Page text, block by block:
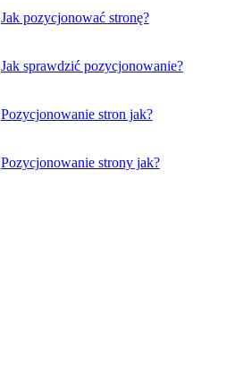
Jak pozycjonować stronę?
Jak sprawdzić pozycjonowanie?
Pozycjonowanie stron jak?
Pozycjonowanie strony jak?